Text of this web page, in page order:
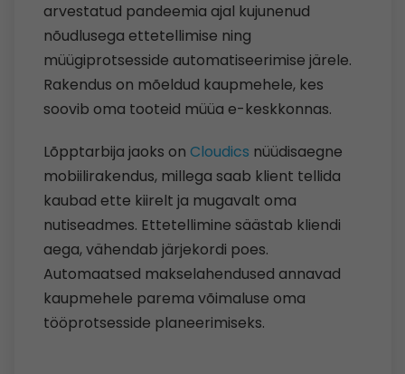
arvestatud pandeemia ajal kujunenud
nõudlusega ettetellimise ning
müügiprotsesside automatiseerimise järele.
Rakendus on mõeldud kaupmehele, kes
soovib oma tooteid müüa e-keskkonnas.
Lõpptarbija jaoks on Cloudics nüüdisaegne
mobiilirakendus, millega saab klient tellida
kaubad ette kiirelt ja mugavalt oma
nutiseadmes. Ettetellimine säästab kliendi
aega, vähendab järjekordi poes.
Automaatsed makselahendused annavad
kaupmehele parema võimaluse oma
tööprotsesside planeerimiseks.